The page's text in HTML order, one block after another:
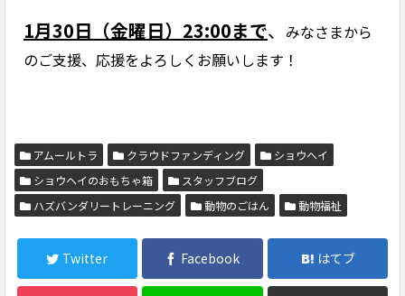
1月30日（金曜日）23:00まで、
みなさまから
のご支援、応援をよろしくお願いします！
アムールトラ クラウドファンディング
ショウヘイ
ショウヘイのおもちゃ箱
スタッフブログ
ハズバンダリートレーニング
動物のごはん 動物福祉
Twitter Facebook はてブ